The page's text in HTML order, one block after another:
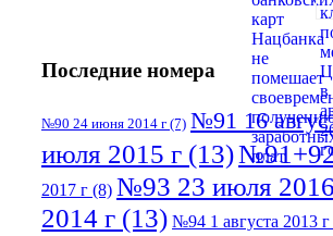
Последние номера
№90 24 июня 2014 г (7) №91 16
июля 2015 г (13)
2017 г (8) №93 23 июля
2014 г (13) №94 1 августа 2013 г